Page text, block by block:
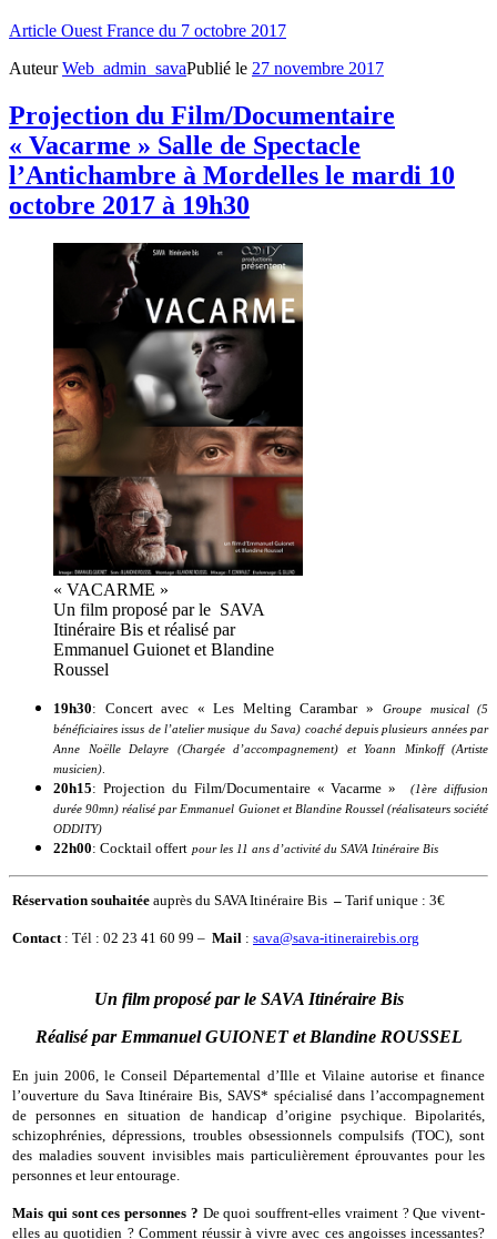
Article Ouest France du 7 octobre 2017
AuteurWeb_admin_savaPublié le 27 novembre 2017
Projection du Film/Documentaire
« Vacarme » Salle de Spectacle
l’Antichambre à Mordelles le mardi 10
octobre 2017 à 19h30
« VACARME »
Un film proposé par le SAVA
Itinéraire Bis et réalisé par
Emmanuel Guionet et Blandine
Roussel
19h30: Concert avec « Les Melting Carambar »
Groupe musical (5
bénéficiaires issus de l’atelier musique du Sava) coaché depuis plusieurs années par
Anne Noëlle Delayre (Chargée d’accompagnement) et Yoann Minkoff (Artiste
musicien)
20h15: Projection du Film/Documentaire « Vacarme »
(1ère diffusion
durée 90mn) réalisé par Emmanuel Guionet et Blandine Roussel (réalisateurs société
ODDITY)
22h00: Cocktail offert pour les 11 ans d’activité du SAVA Itinéraire Bis
Réservation souhaitée auprès du SAVA Itinéraire Bis – Tarif unique : 3€
Contact: Tél : 02 23 41 60 99 – Mail : sava@sava-itinerairebis.org
Un film proposé par le SAVA Itinéraire Bis
Réalisé par Emmanuel GUIONET et Blandine ROUSSEL
En juin 2006, le Conseil Départemental d’Ille et Vilaine autorise et finance
l’ouverture du Sava Itinéraire Bis, SAVS* spécialisé dans l’accompagnement
de personnes en situation de handicap d’origine psychique. Bipolarités,
schizophrénies, dépressions, troubles obsessionnels compulsifs (TOC), sont
des maladies souvent invisibles mais particulièrement éprouvantes pour les
personnes et leur entourage.
Mais qui sont ces personnes ? De quoi souffrent-elles vraiment ? Que vivent-
elles au quotidien ? Comment réussir à vivre avec ces angoisses incessantes?